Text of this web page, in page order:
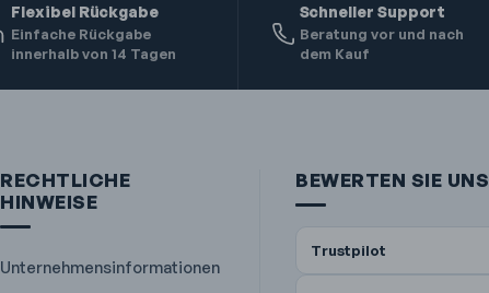
Flexibel Rückgabe
Einfache Rückgabe
innerhalb von 14 Tagen
Schneller Support
Beratung vor und nach
dem Kauf
RECHTLICHE
HINWEISE
Unternehmensinformationen
BEWERTEN SIE UNS
Trustpilot